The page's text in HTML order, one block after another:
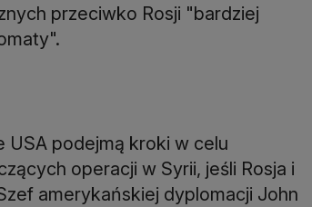
przeciwko Rosji "bardziej
USA podejmą kroki w celu
operacji w Syrii, jeśli Rosja i
amerykańskiej dyplomacji John